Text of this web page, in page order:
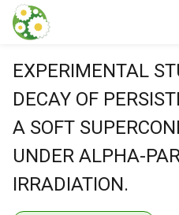
本文に飛ぶ
EXPERIMENTAL
DECAY OF
A SOFT
UNDER ALPHA-
IRRADIATION.